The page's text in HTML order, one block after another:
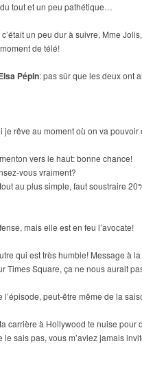
tout et un peu pathétique…
c’était un peu dur à suivre, Mme
de télé!
Pépin: pas sûr que les deux ont
rêve au moment où on va pouvoir
vers le haut: bonne chance!
vous vraiment?
au plus simple, faut soustraire
mais elle est en feu l’avocate!
qui est très humble! Message à
Times Square, ça ne nous aurait
l’épisode, peut-être même de la
carrière à Hollywood te nuise pour
le sais pas, vous m’aviez jamais